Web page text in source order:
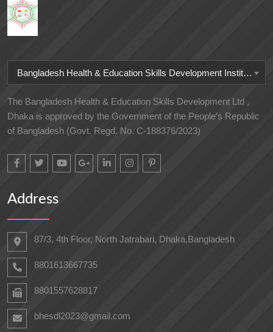
Bangladesh Health & Education Skills Development Institute
The Bangladesh Health & Education Skills Development Ltd ,
Dhaka is approved by the Government of the People’s Republic
of Bangladesh (Govt. Regd. No. C-188376/2023)
Address
87/3, 4th Floor, North Jatrabari, Dhaka,Bangladesh
8801613667735
8801557628817
bhesdl2023@gmail.com